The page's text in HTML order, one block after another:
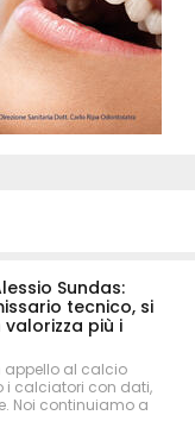
Sundas:
tecnico, si
più i
appello al calcio
i calciatori con dati,
Noi continuiamo a